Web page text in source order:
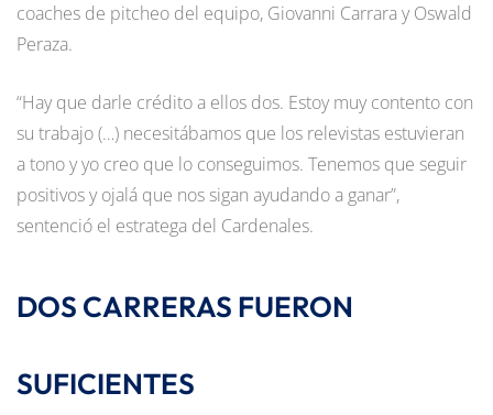
coaches de pitcheo del equipo, Giovanni Carrara y Oswald
Peraza.
“Hay que darle crédito a ellos dos. Estoy muy contento con
su trabajo (…) necesitábamos que los relevistas estuvieran
a tono y yo creo que lo conseguimos. Tenemos que seguir
positivos y ojalá que nos sigan ayudando a ganar”,
sentenció el estratega del Cardenales.
DOS CARRERAS FUERON
SUFICIENTES